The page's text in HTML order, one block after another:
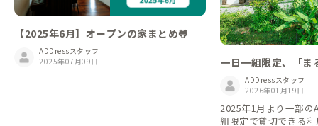
【2025年6月】オープンの家まとめ🐸
ADDressスタッフ
2025年07月09日
一日一組限定、「ま
家
ADDressスタッフ
2026年01月19日
2025年1月より一部の
組限定で貸切できる